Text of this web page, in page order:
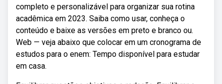
completo e personalizável para organizar sua rotina
acadêmica em 2023. Saiba como usar, conheça o
conteúdo e baixe as versões em preto e branco ou.
Web — veja abaixo que colocar em um cronograma de
estudos para o enem: Tempo disponível para estudar
em casa.